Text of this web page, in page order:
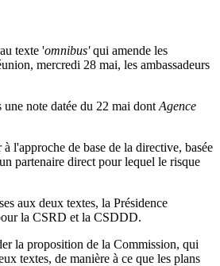
texte 'omnibus'qui amende les
mercredi 28 mai, les ambassadeurs
une note datée du 22 mai dont Agence
l'approche de base de la directive, basée
partenaire direct pour lequel le risque
aux deux textes, la Présidence
la CSRD et la CSDDD.
la proposition de la Commission, qui
textes, de manière à ce que les plans